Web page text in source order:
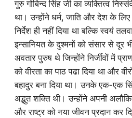
गुरु गोबिन्द सिंह जी का व्यक्तित्व
था। उन्होंने धर्म, जाति और देश के
निर्देश ही नहीं दिया था बल्कि स्वयं
इन्सानियत के दुश्मनों को संसार से दूर
अवतार पुरुष थे जिन्होंने निर्जीवों में
को वीरता का पाठ पढा दिया था और
बहादुर बना दिया था। उनके एक-एक
अद्भुत शक्ति थी। उन्होंने अपनी
और राष्ट्र को नया जीवन प्रदान कर